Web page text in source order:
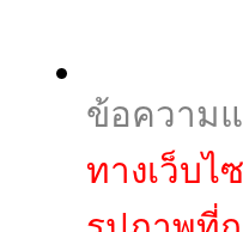
ข้อความ
ทางเว็บไ